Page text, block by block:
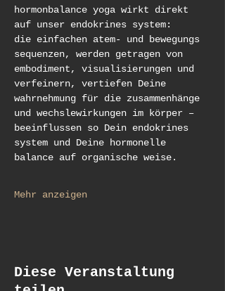
hormonbalance yoga wirkt direkt
auf unser endokrines system:
die einfachen atem- und bewegungs
sequenzen, werden getragen von
embodiment, visualisierungen und
verfeinern, vertiefen Deine
wahrnehmung für die zusammenhänge
und wechslewirkungen im körper –
beeinflussen so Dein endokrines
system und Deine hormonelle
balance auf organische weise.
Mehr anzeigen
Diese Veranstaltung